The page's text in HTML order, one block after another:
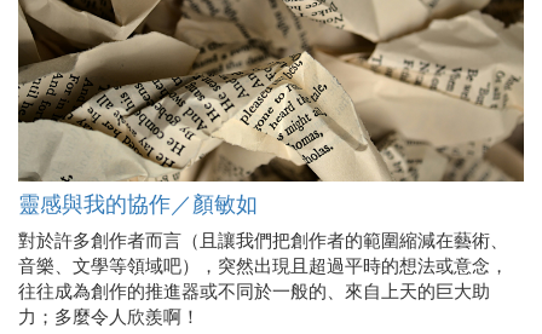
靈感與我的協作／顏敏如
對於許多創作者而言（且讓我們把創作者的範圍縮減在藝術、
音樂、文學等領域吧），突然出現且超過平時的想法或意念，
往往成為創作的推進器或不同於一般的、來自上天的巨大助
力；多麼令人欣羨啊！